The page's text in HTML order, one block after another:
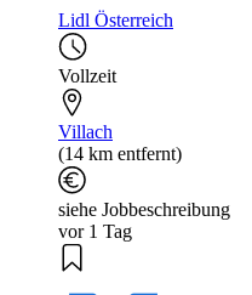
Lidl Österreich
Vollzeit
Villach
(14 km entfernt)
siehe Jobbeschreibung
vor 1 Tag